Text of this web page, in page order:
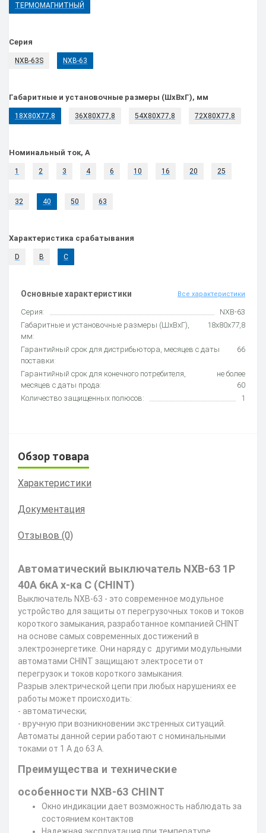
ТЕРМОМАГНИТНЫЙ
Серия
NXB-63S NXB-63
Габаритные и установочные размеры (ШхВхГ), мм
18Х80Х77,8 36Х80Х77,8 54Х80Х77,8 72Х80Х77,8
Номинальный ток, А
1 2 3 4 6 10 16 20 25
32 40 50 63
Характеристика срабатывания
D B C
Основные характеристики Все характеристики
Серия:
NXB-63
Габаритные и установочные размеры (ШхВхГ),
мм:
18х80х77,8
Гарантийный срок для дистрибьютора, месяцев с даты
поставки:
66
Гарантийный срок для конечного потребителя,
месяцев с даты прода:
не более
60
Количество защищенных полюсов:
1
Обзор товара
Характеристики
Документация
Отзывов (0)
Автоматический выключатель NXB-63 1P
40A 6кА х-ка C (CHINT)
Выключатель NXB-63 - это современное модульное
устройство для защиты от перегрузочных токов и токов
короткого замыкания, разработанное компанией CHINT
на основе самых современных достижений в
электроэнергетике. Они наряду с другими модульными
автоматами CHINT защищают электросети от
перегрузок и токов короткого замыкания.
Разрыв электрической цепи при любых нарушениях ее
работы может происходить:
- автоматически;
- вручную при возникновении экстренных ситуаций.
Автоматы данной серии работают с номинальными
токами от 1 А до 63 А.
Преимущества и технические
особенности NXB-63 CHINT
Окно индикации дает возможность наблюдать за
состоянием контактов